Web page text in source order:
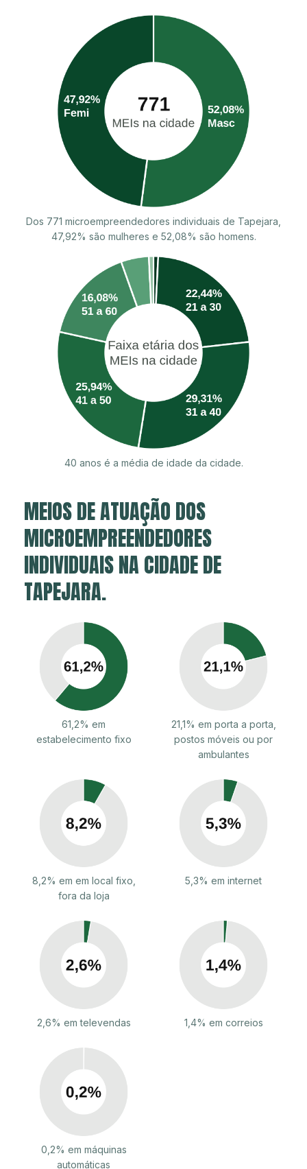
Dos 771 microempreendedores individuais de Tapejara,
47,92% são mulheres e 52,08% são homens.
40 anos é a média de idade da cidade.
MEIOS DE ATUAÇÃO DOS
MICROEMPREENDEDORES
INDIVIDUAIS NA CIDADE DE
TAPEJARA.
61,2% em
estabelecimento fixo
21,1% em porta a porta,
postos móveis ou por
ambulantes
8,2% em em local fixo,
fora da loja
5,3% em internet
2,6% em televendas 1,4% em correios
0,2% em máquinas
automáticas